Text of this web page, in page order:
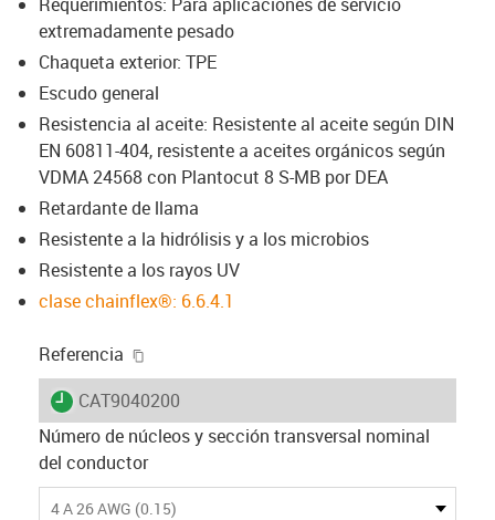
extremadamente pesado
Chaqueta exterior: TPE
Escudo general
Resistencia al aceite: Resistente al aceite según DIN
EN 60811-404, resistente a aceites orgánicos según
VDMA 24568 con Plantocut 8 S-MB por DEA
Retardante de llama
Resistente a la hidrólisis y a los microbios
Resistente a los rayos UV
clase chainflex®: 6.6.4.1
Referencia
igus-icon-lieferzeit
CAT9040200
Número de núcleos y sección transversal nominal
del conductor
4 A 26 AWG (0.15)